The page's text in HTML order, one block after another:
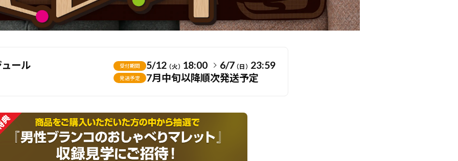
ール 受付期間 5/12（火）18:00 6/7（日）23:59
発送予定 7月中旬以降順次発送予定